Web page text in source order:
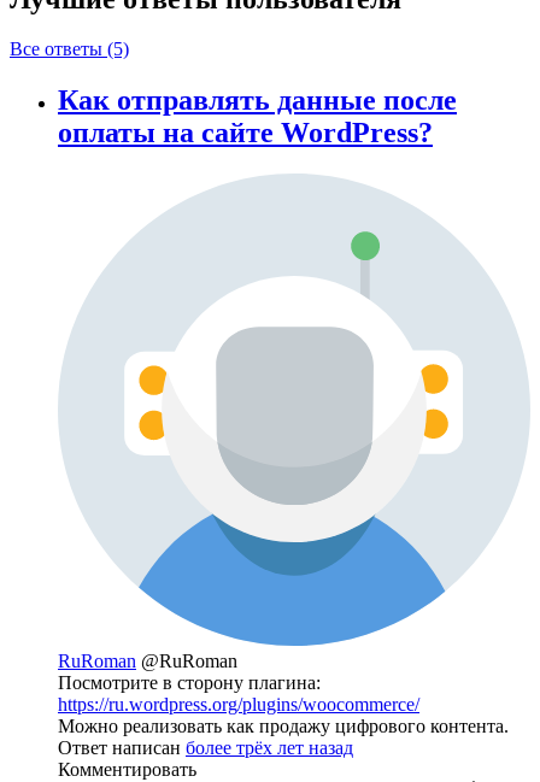
Все ответы (5)
Как отправлять данные после
оплаты на сайте WordPress?
RuRoman @RuRoman
Посмотрите в сторону плагина:
https://ru.wordpress.org/plugins/woocommerce/
Можно реализовать как продажу цифрового контента.
Ответ написан более трёх лет назад
Комментировать